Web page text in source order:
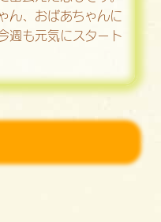
ん、おばあちゃんに
週も元気にスタート